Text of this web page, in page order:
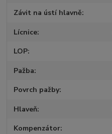
Závit na ústí hlavně
Lícnice
LOP
Pažba
Povrch pažby
Hlaveň
Kompenzátor